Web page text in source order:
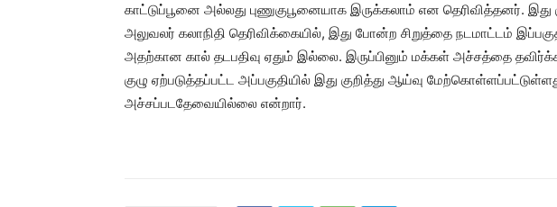
காட்டுப்பூனை அல்லது புணுகுபூனையாக இருக்கலாம் என தெரிவித்தனர்.
அலுவலர் கலாநிதி தெரிவிக்கையில், இது போன்ற சிறுத்தை நடமாட்டம்
அதற்கான கால் தடபதிவு ஏதும் இல்லை. இருப்பினும் மக்கள் அச்சத்தை
குழு ஏற்படுத்தப்பட்ட அப்பகுதியில் இது குறித்து ஆய்வு
அச்சப்படதேவையில்லை என்றார்.